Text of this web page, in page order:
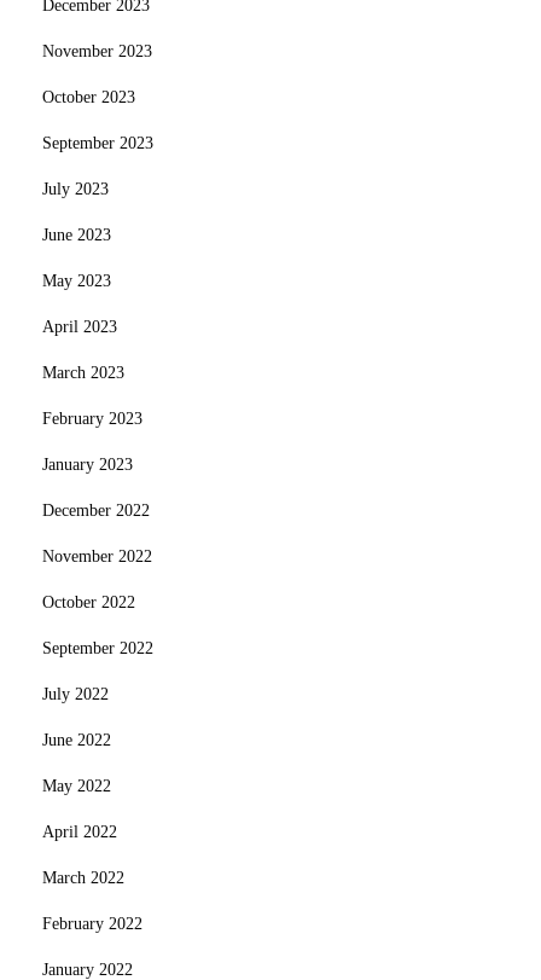
December 2023
November 2023
October 2023
September 2023
July 2023
June 2023
May 2023
April 2023
March 2023
February 2023
January 2023
December 2022
November 2022
October 2022
September 2022
July 2022
June 2022
May 2022
April 2022
March 2022
February 2022
January 2022